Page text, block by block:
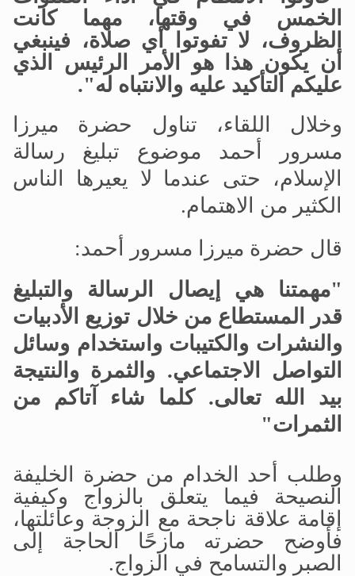
الخمس في وقتها، مهما كانت
الظروف، لا تفوتوا أي صلاة، فينبغي
أن يكون هذا هو الأمر الرئيس الذي
عليكم التأكيد عليه والانتباه له".
وخلال اللقاء، تناول حضرة ميرزا
مسرور أحمد موضوع تبليغ رسالة
الإسلام، حتى عندما لا يعيرها الناس
الكثير من الاهتمام.
قال حضرة ميرزا مسرور أحمد:
"مهمتنا هي إيصال الرسالة والتبليغ
قدر المستطاع من خلال توزيع الأدبيات
والنشرات والكتيبات واستخدام وسائل
التواصل الاجتماعي. والثمرة والنتيجة
بيد الله تعالى. كلما شاء آتاكم من
الثمرات"
وطلب أحد الخدام من حضرة الخليفة
النصيحة فيما يتعلق بالزواج وكيفية
إقامة علاقة ناجحة مع الزوجة وعائلتها،
فأوضح حضرته مازحًا الحاجة إلى
الصبر والتسامح في الزواج.